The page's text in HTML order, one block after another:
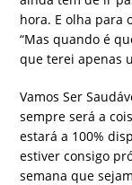
hora. E olha para
“Mas quando é
que terei apenas
Vamos Ser
sempre será a
estará a 100%
estiver consigo
semana que